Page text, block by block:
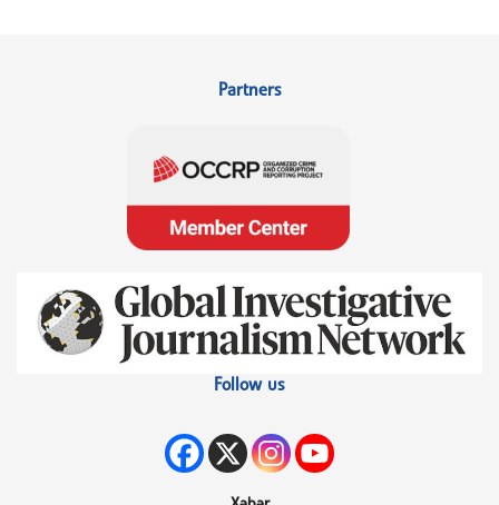
Partners
Follow us